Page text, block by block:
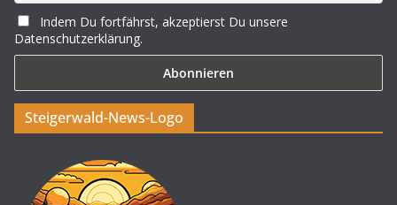
Indem Du fortfährst, akzeptierst Du unsere
Datenschutzerklärung.
Steigerwald-News-Logo